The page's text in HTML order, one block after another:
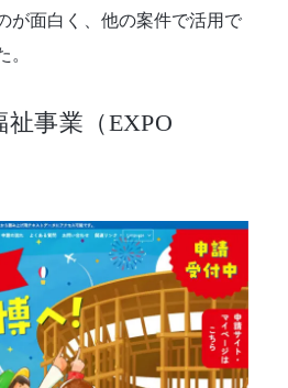
が面白く、他の案件で活用で
。
事業（EXPO